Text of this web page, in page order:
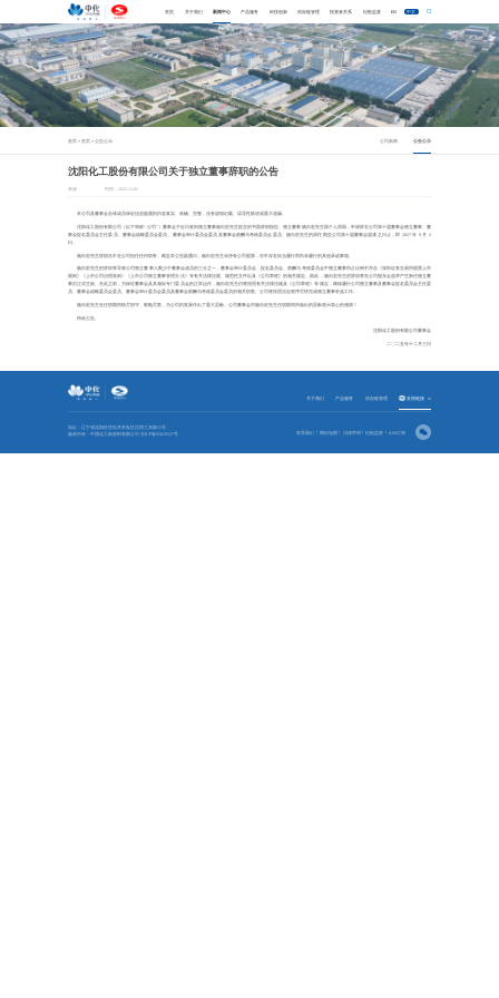
首页 关于我们 新闻中心 产品服务 科技创新 供应链管理 投资者关系 纪检监督 EN 中文
首页 > 首页 > 公告公示 公司新闻 公告公示
沈阳化工股份有限公司关于独立董事辞职的公告
本公司及董事会全体成员保证信息披露的内容真实、准确、完整，没有虚假记载、误导性陈述或重大遗漏。
沈阳化工股份有限公司（以下简称“公司”）董事会于近日收到独立董事杨向宏先生提交的书面辞职报告。独立董事杨向宏先生因个人原因，申请辞去公司第十届董事会独立董事、董
事会提名委员会主任委员、董事会战略委员会委员、董事会审计委员会委员及董事会薪酬与考核委员会委员。杨向宏先生的原任期至公司第十届董事会届满之日止，即 2027 年 9 月 2
日。
杨向宏先生辞职后不在公司担任任何职务。截至本公告披露日，杨向宏先生未持有公司股票，亦不存在应当履行而尚未履行的其他承诺事项。
杨向宏先生的辞职将导致公司独立董事人数少于董事会成员的三分之一，董事会审计委员会、提名委员会、薪酬与考核委员会中独立董事所占比例不符合《深圳证券交易所股票上市
规则》《上市公司治理准则》《上市公司独立董事管理办法》等有关法律法规、规范性文件以及《公司章程》的相关规定。因此，杨向宏先生的辞职将在公司股东会选举产生新任独立董
事后正式生效。在此之前，为保证董事会及其相应专门委员会的正常运作，杨向宏先生仍将按照有关法律法规及《公司章程》等规定，继续履行公司独立董事及董事会提名委员会主任委
员、董事会战略委员会委员、董事会审计委员会委员及董事会薪酬与考核委员会委员的相关职责。公司将按照法定程序尽快完成独立董事补选工作。
杨向宏先生在任职期间恪尽职守、勤勉尽责，为公司的发展作出了重大贡献。公司董事会对杨向宏先生任职期间所做出的贡献表示衷心的感谢！
特此公告。
沈阳化工股份有限公司董事会
二〇二五年十二月三日
关于我们 产品服务 供应链管理 友情链接
地址：辽宁省沈阳经济技术开发区沈西三东路55号
版权所有：中国化工新材料有限公司
京ICP备05029527号 联系我们 法律声明 纪检监察 RSS订阅